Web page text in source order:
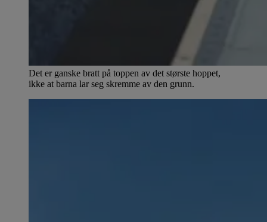
Det er ganske bratt på toppen av det største hoppet,
ikke at barna lar seg skremme av den grunn.